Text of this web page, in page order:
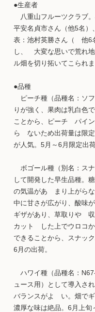
●生産者
八重山フルーツクラブ
平安名貞市さん（他5名
表：池村英勝さん（ 他6
し、 大変な思いで荒れ
ル畑を切り拓いてこられま
●品種
ピーチ種（品種名：ソ
りが強く、果肉は乳白色
ことから、ピーチ パイ
ら ないため出荷量は限
が人気。5月～6月限定出荷
ボゴール種（別名：ス
して開発した早生品種。
の気温があ まり上がら
中に甘さが広がり、酸味
ギザがあり、草取りや
カット した上でウロコ
できることから、スナッ
6月の出荷。
ハワイ種（品種名：
ュース用）として導入さ
バランスがよ い。畑で
濃厚な味は絶品。6月上旬